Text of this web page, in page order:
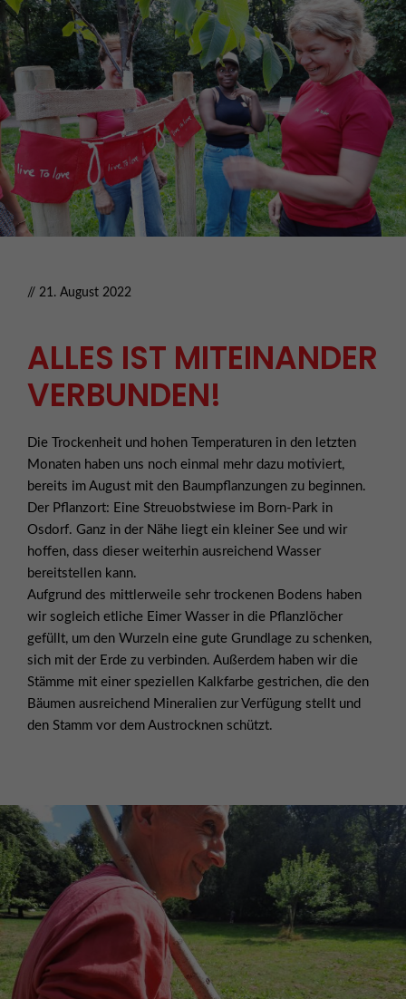
// 21. August 2022
ALLES IST MITEINANDER
VERBUNDEN!
Die Trockenheit und hohen Temperaturen in den letzten
Monaten haben uns noch einmal mehr dazu motiviert,
bereits im August mit den Baumpflanzungen zu beginnen.
Der Pflanzort: Eine Streuobstwiese im Born-Park in
Osdorf. Ganz in der Nähe liegt ein kleiner See und wir
hoffen, dass dieser weiterhin ausreichend Wasser
bereitstellen kann.
Aufgrund des mittlerweile sehr trockenen Bodens haben
wir sogleich etliche Eimer Wasser in die Pflanzlöcher
gefüllt, um den Wurzeln eine gute Grundlage zu schenken,
sich mit der Erde zu verbinden. Außerdem haben wir die
Stämme mit einer speziellen Kalkfarbe gestrichen, die den
Bäumen ausreichend Mineralien zur Verfügung stellt und
den Stamm vor dem Austrocknen schützt.